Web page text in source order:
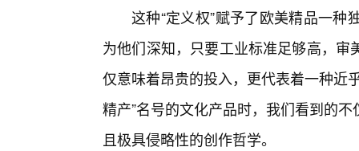
这种“定义权”赋予了欧美精品一
为他们深知，只要工业标准足够高，
仅意味着昂贵的投入，更代表着一种近
精产”名号的文化产品时，我们看到的
且极具侵略性的创作哲学。